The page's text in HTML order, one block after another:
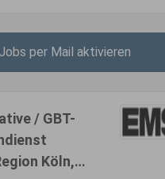
per Mail aktivieren
/ GBT-
Köln,